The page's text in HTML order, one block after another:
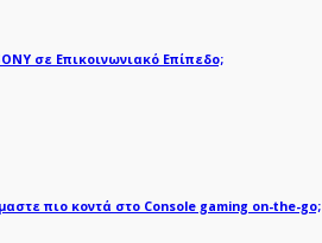
σε Επικοινωνιακό Επίπεδο;
πιο κοντά στο Console gaming on-the-go;